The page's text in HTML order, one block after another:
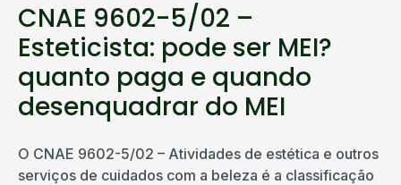
CNAE 9602-5/02 –
Esteticista: pode ser MEI?
quanto paga e quando
desenquadrar do MEI
O CNAE 9602-5/02 – Atividades de estética e outros
serviços de cuidados com a beleza é a classificação